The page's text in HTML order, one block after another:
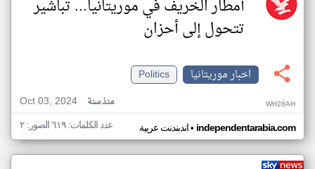
أمطار الخريف في موريتانيا... تباشير
تتحول إلى أحزان
اخبار موريتانيا
Politics
Oct 03, 2024
منذ سنة WH28AH
اندبندنت عربية• independentarabia.com عدد الكلمات: ٦١٩ الصور: ٢